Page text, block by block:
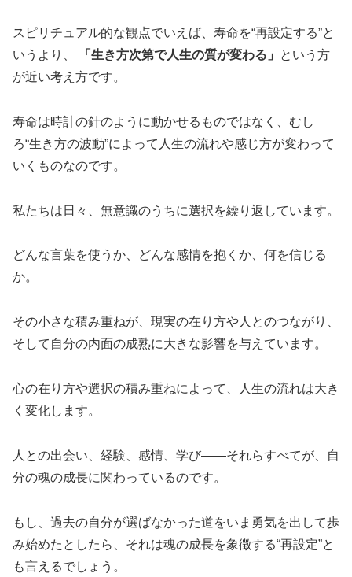
スピリチュアル的な観点でいえば、寿命を“再設定する”と
いうより、
「生き方次第で人生の質が変わる」
という方
が近い考え方です。
寿命は時計の針のように動かせるものではなく、むし
ろ“生き方の波動”によって人生の流れや感じ方が変わって
いくものなのです。
私たちは日々、無意識のうちに選択を繰り返しています。
どんな言葉を使うか、どんな感情を抱くか、何を信じる
か。
その小さな積み重ねが、現実の在り方や人とのつながり、
そして自分の内面の成熟に大きな影響を与えています。
心の在り方や選択の積み重ねによって、人生の流れは大き
く変化します。
人との出会い、経験、感情、学び——それらすべてが、自
分の魂の成長に関わっているのです。
もし、過去の自分が選ばなかった道をいま勇気を出して歩
み始めたとしたら、それは魂の成長を象徴する“再設定”と
も言えるでしょう。